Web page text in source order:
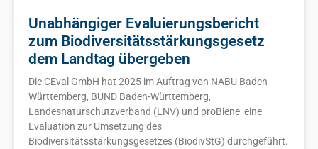
Unabhängiger Evaluierungsbericht
zum Biodiversitätsstärkungsgesetz
dem Landtag übergeben
Die CEval GmbH hat 2025 im Auftrag von NABU Baden-
Württemberg, BUND Baden-Württemberg,
Landesnaturschutzverband (LNV) und proBiene eine
Evaluation zur Umsetzung des
Biodiversitätsstärkungsgesetzes (BiodivStG) durchgeführt.